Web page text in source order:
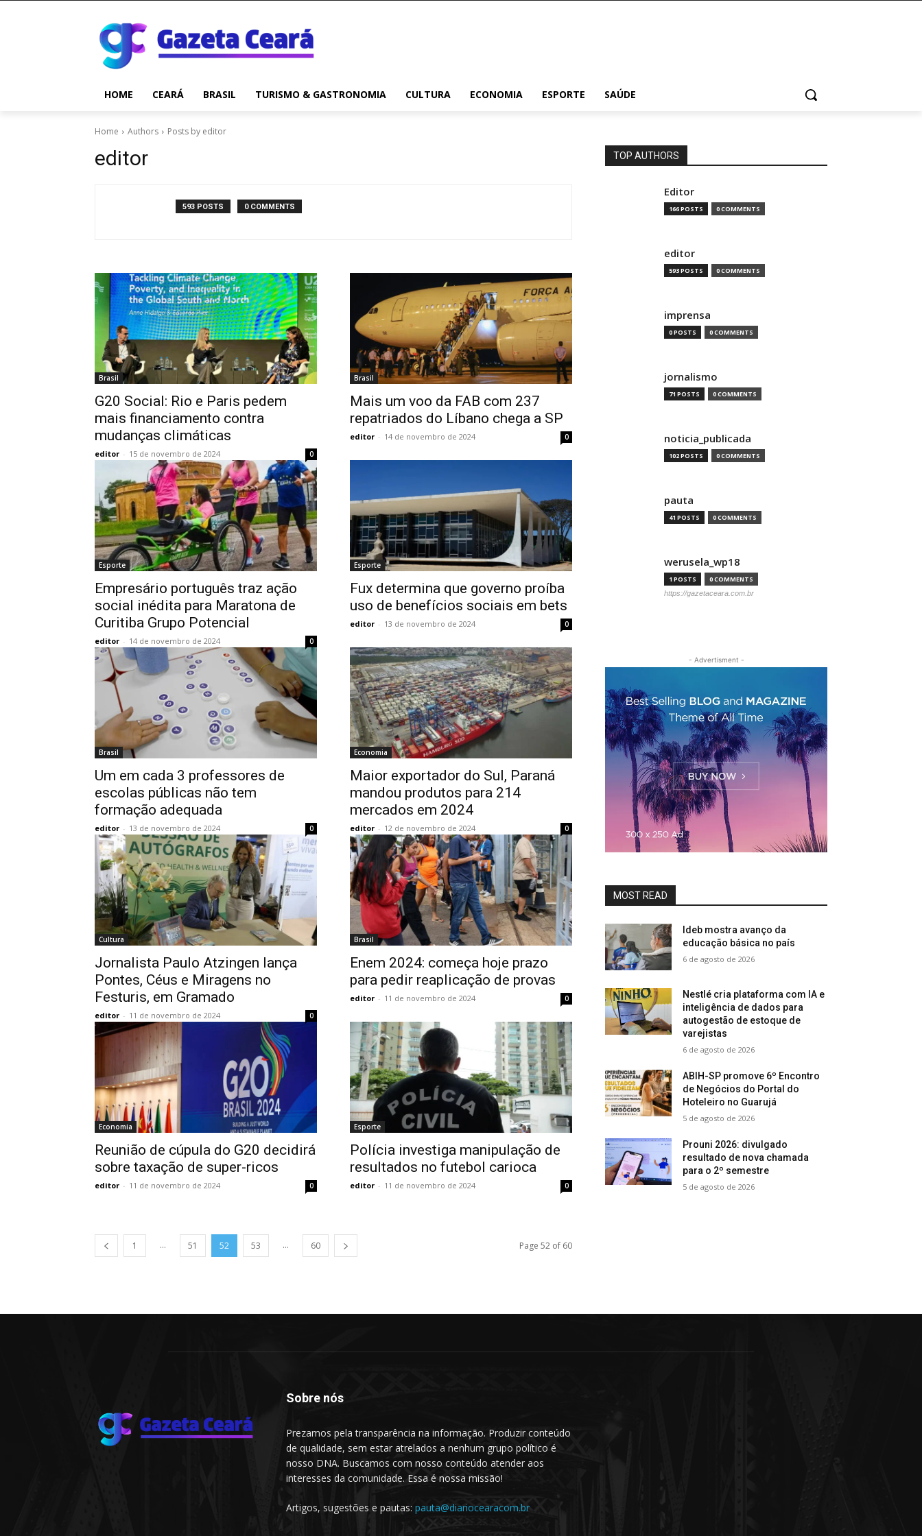
HOME CEARÁ BRASIL TURISMO & GASTRONOMIA CULTURA ECONOMIA ESPORTE SAÚDE
Home Authors Posts by editor
editor
593 POSTS 0 COMMENTS
Brasil
G20 Social: Rio e Paris pedem
mais financiamento contra
mudanças climáticas
editor - 15 de novembro de 2024 0
Brasil
Mais um voo da FAB com 237
repatriados do Líbano chega a SP
editor - 14 de novembro de 2024 0
Esporte
Empresário português traz ação
social inédita para Maratona de
Curitiba Grupo Potencial
editor - 14 de novembro de 2024 0
Esporte
Fux determina que governo proíba
uso de benefícios sociais em bets
editor - 13 de novembro de 2024 0
Brasil
Um em cada 3 professores de
escolas públicas não tem
formação adequada
editor - 13 de novembro de 2024 0
Economia
Maior exportador do Sul, Paraná
mandou produtos para 214
mercados em 2024
editor - 12 de novembro de 2024 0
Cultura
Jornalista Paulo Atzingen lança
Pontes, Céus e Miragens no
Festuris, em Gramado
editor - 11 de novembro de 2024 0
Brasil
Enem 2024: começa hoje prazo
para pedir reaplicação de provas
editor - 11 de novembro de 2024 0
Economia
Reunião de cúpula do G20 decidirá
sobre taxação de super-ricos
editor - 11 de novembro de 2024 0
Esporte
Polícia investiga manipulação de
resultados no futebol carioca
editor - 11 de novembro de 2024 0
1 ... 51 52 53 ... 60 Page 52 of 60
TOP AUTHORS
Editor
166 POSTS 0 COMMENTS
editor
593 POSTS 0 COMMENTS
imprensa
0 POSTS 0 COMMENTS
jornalismo
71 POSTS 0 COMMENTS
noticia_publicada
102 POSTS 0 COMMENTS
pauta
41 POSTS 0 COMMENTS
werusela_wp18
1 POSTS 0 COMMENTS
https://gazetaceara.com.br
- Advertisment -
MOST READ
Ideb mostra avanço da
educação básica no país
6 de agosto de 2026
Nestlé cria plataforma com IA e
inteligência de dados para
autogestão de estoque de
varejistas
6 de agosto de 2026
ABIH-SP promove 6º Encontro
de Negócios do Portal do
Hoteleiro no Guarujá
5 de agosto de 2026
Prouni 2026: divulgado
resultado de nova chamada
para o 2º semestre
5 de agosto de 2026
Sobre nós
Prezamos pela transparência na informação. Produzir conteúdo
de qualidade, sem estar atrelados a nenhum grupo político é
nosso DNA. Buscamos com nosso conteúdo atender aos
interesses da comunidade. Essa é nossa missão!
Artigos, sugestões e pautas: pauta@diariocearacom.br